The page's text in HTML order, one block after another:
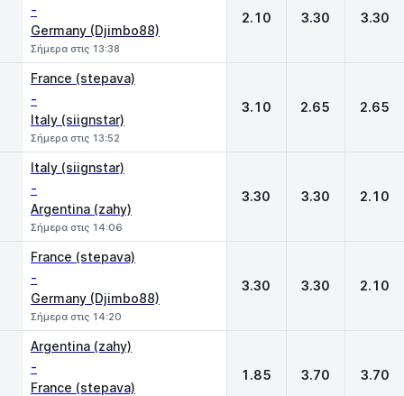
-
Germany (Djimbo88)
Σήμερα στις 13:38
2.10 3.30 3.30
France (stepava)
-
Italy (siignstar)
Σήμερα στις 13:52
3.10 2.65 2.65
Italy (siignstar)
-
Argentina (zahy)
Σήμερα στις 14:06
3.30 3.30 2.10
France (stepava)
-
Germany (Djimbo88)
Σήμερα στις 14:20
3.30 3.30 2.10
Argentina (zahy)
-
France (stepava)
1.85 3.70 3.70